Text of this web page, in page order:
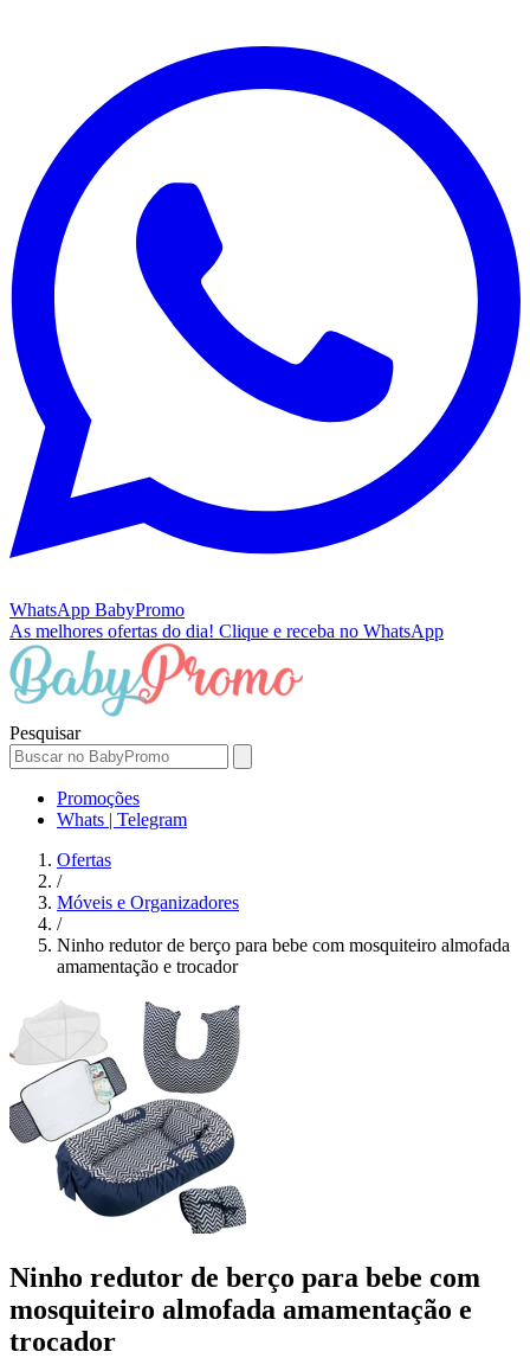
WhatsApp BabyPromo
As melhores ofertas do dia! Clique e receba no WhatsApp
Pesquisar
Promoções
Whats | Telegram
Ofertas
/
Móveis e Organizadores
/
Ninho redutor de berço para bebe com mosquiteiro almofada
amamentação e trocador
Ninho redutor de berço para bebe com
mosquiteiro almofada amamentação e
trocador